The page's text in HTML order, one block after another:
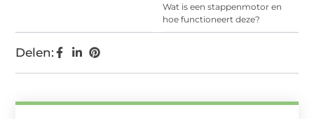
Wat is een stappenmotor en
hoe functioneert deze?
Delen: